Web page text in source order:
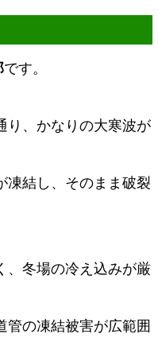
です。
り、かなりの大寒波が
凍結し、そのまま破裂
、冬場の冷え込みが厳
管の凍結被害が広範囲